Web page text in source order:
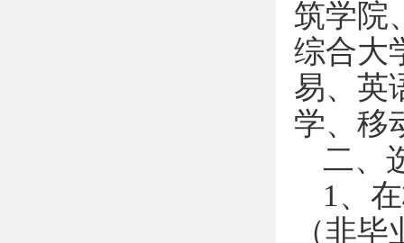
筑学院
综合大
易、英
学、移
二、
1、
（非